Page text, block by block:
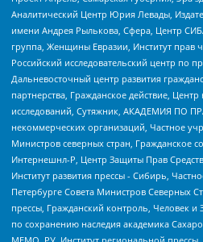
Аналитический Центр Юрия Левады,
имени Андрея Рылькова, Сфера, Центр
группа, Женщины Евразии, Институт прав
Российский исследовательский центр по
Дальневосточный центр развития
партнерства, Гражданское действие,
исследований, Сутяжник, АКАДЕМИЯ ПО
некоммерческих организаций, Частное
Министров северных стран, Гражданское
Интернешнл-Р, Центр Защиты Прав
Институт развития прессы - Сибирь,
Петербурге Совета Министров Северных
прессы, Гражданский контроль, Человек
по сохранению наследия академика